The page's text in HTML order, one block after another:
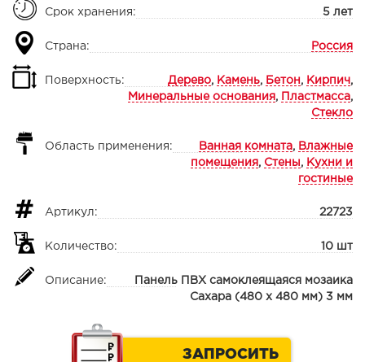
Срок хранения: 5 лет
Страна: Россия
Поверхность: Дерево, Камень, Бетон , Кирпич ,
Минеральные основания , Пластмасса,
Стекло
Область применения: Ванная комната, Влажные
помещения , Стены , Кухни и
гостиные
Артикул: 22723
Количество: 10 шт
Описание:
Панель ПВХ самоклеящаяся мозаика
Сахара (480 х 480 мм) 3 мм
ЗАПРОСИТЬ